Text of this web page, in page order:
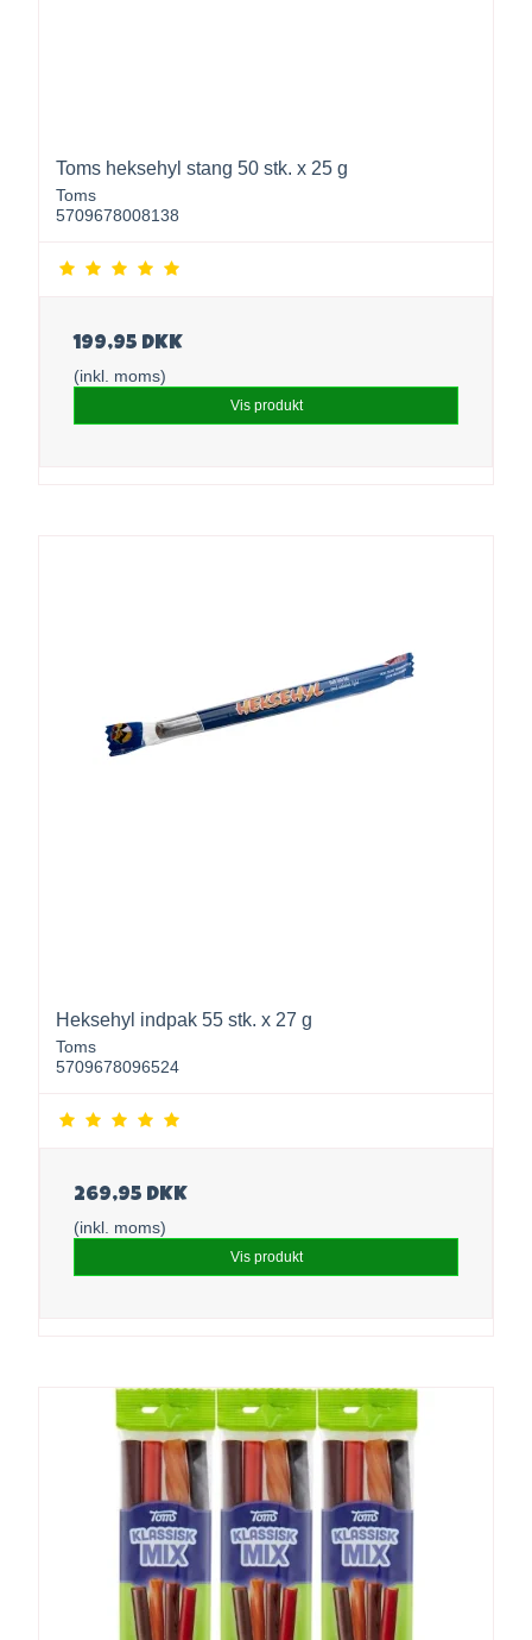
Toms heksehyl stang 50 stk. x 25 g
Toms
5709678008138
199,95 DKK
(inkl. moms)
Vis produkt
Heksehyl indpak 55 stk. x 27 g
Toms
5709678096524
269,95 DKK
(inkl. moms)
Vis produkt